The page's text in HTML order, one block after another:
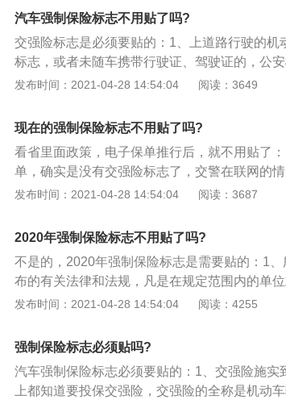
能随意解除合同。
等。车辆上路行驶，只要风挡玻璃张贴了交强
是否投保，而不必拦停车辆，拿出交强保单检
3、所以，对交强险标志张贴的基本要求就是风
的地方，就是给自己找麻烦了。
汽车强制保险标志不用贴了吗?
交强险标志是必须要贴的：1、上道路行驶的机
标志，或者未随车携带行驶证、驾驶证的，公
车；2、通知当事人提供相应的牌证、标志或者
险的标志应粘贴在驾驶室前挡风玻璃右上角，无
发布时间：2021-04-28 14:54:04 阅读：3649
现在的强制保险标志不用贴了吗?
看省里面政策，电子保单推行后，就不用贴了
单，确实是没有交强险标志了，交警在联网的
保状态；2、其次，电子保单目前在全国多个城
标志。
发布时间：2021-04-28 14:54:04 阅读：3687
2020年强制保险标志不用贴了吗?
不是的，2020年强制保险标志是需要贴的：1
布的有关法律和法规，凡是在规定范围内的单
加的保险；2、比如，世界各国一般都将机动车
保险的范围是受严格限制的；3、我国《保险法
必须保险的以外，保险公司和其他任何单位不
发布时间：2021-04-28 14:54:04 阅读：4255
强制保险标志必须贴吗?
汽车强制保险标志必须要贴的：1、交强险施实
上都知道要投保交强险，交强险的全称是机动